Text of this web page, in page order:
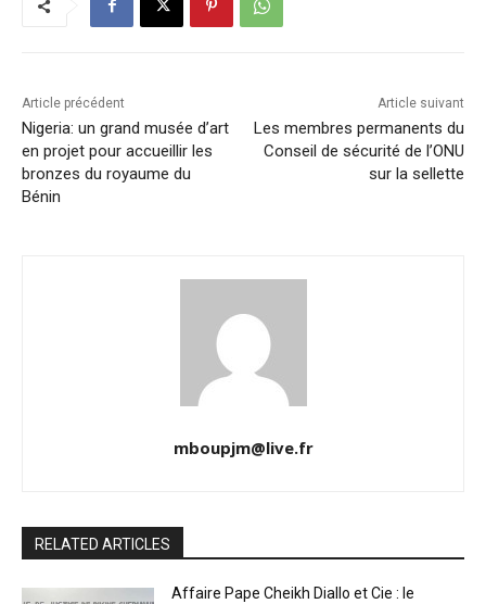
Article précédent
Nigeria: un grand musée d’art
en projet pour accueillir les
bronzes du royaume du
Bénin
Article suivant
Les membres permanents du
Conseil de sécurité de l’ONU
sur la sellette
mboupjm@live.fr
RELATED ARTICLES
Affaire Pape Cheikh Diallo et Cie : le